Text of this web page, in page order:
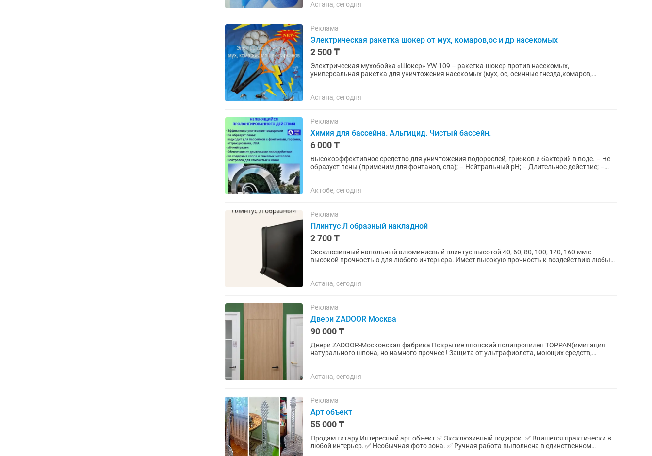
Астана, сегодня
Реклама
Электрическая ракетка шокер от мух, комаров,ос и др насекомых
2 500 ₸
Электрическая мухобойка «Шокер» YW-109 – ракетка-шокер против насекомых,
универсальная ракетка для уничтожения насекомых (мух, ос, осинные гнезда,комаров,
Астана, сегодня
Реклама
Химия для бассейна. Альгицид. Чистый бассейн.
6 000 ₸
Высокоэффективное средство для уничтожения водорослей, грибков и бактерий в воде. – Не
образует пены (применим для фонтанов, спа); – Нейтральный рН; – Длительное действие; –
Актобе, сегодня
Реклама
Плинтус Л образный накладной
2 700 ₸
Эксклюзивный напольный алюминиевый плинтус высотой 40, 60, 80, 100, 120, 160 мм с
высокой прочностью для любого интерьера. Имеет высокую прочность к воздействию любых
Астана, сегодня
Реклама
Двери ZADOOR Москва
90 000 ₸
Двери ZADOOR-Московская фабрика Покрытие японский полипропилен TOPPAN(имитация
натурального шпона, но намного прочнее ! Защита от ультрафиолета, моющих средств,
Астана, сегодня
Реклама
Арт объект
55 000 ₸
Продам гитару Интересный арт объект ✅ Эксклюзивный подарок. ✅ Впишется практически в
любой интерьер. ✅ Необычная фото зона. ✅ Ручная работа выполнена в единственном